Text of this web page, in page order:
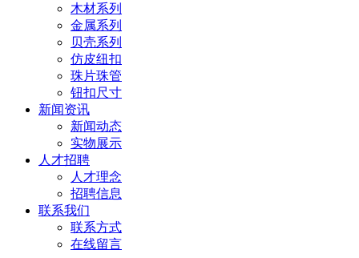
木材系列
金属系列
贝壳系列
仿皮纽扣
珠片珠管
钮扣尺寸
新闻资讯
新闻动态
实物展示
人才招聘
人才理念
招聘信息
联系我们
联系方式
在线留言